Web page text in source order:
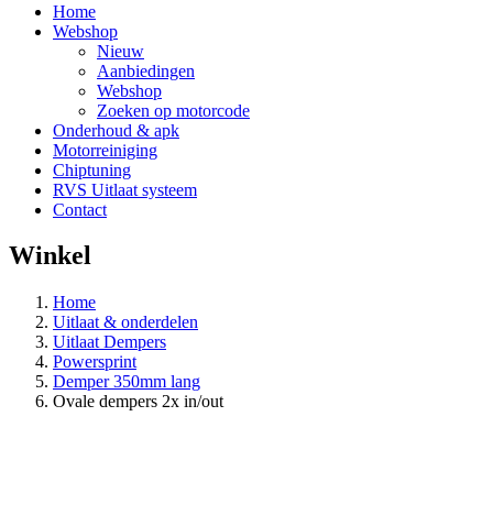
Home
Webshop
Nieuw
Aanbiedingen
Webshop
Zoeken op motorcode
Onderhoud & apk
Motorreiniging
Chiptuning
RVS Uitlaat systeem
Contact
Winkel
Home
Uitlaat & onderdelen
Uitlaat Dempers
Powersprint
Demper 350mm lang
Ovale dempers 2x in/out